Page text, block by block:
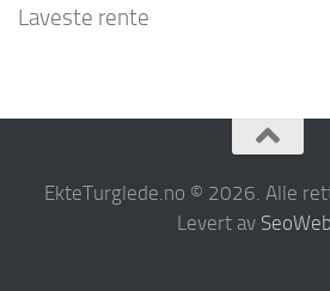
Laveste rente
EkteTurglede.no © 2026. Alle
Levert av